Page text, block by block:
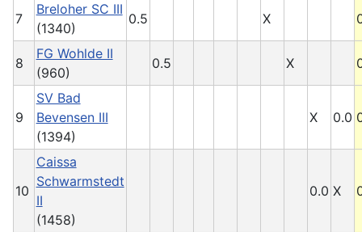
7
Breloher SC III
(1340)
0.5 X
8
FG Wohlde II
(960)
0.5 X
9
SV Bad
Bevensen III
(1394)
X 0.0
10
Caissa
Schwarmstedt
II
(1458)
0.0 X